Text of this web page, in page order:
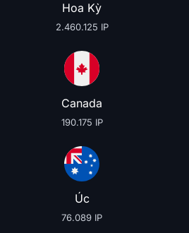
Hoa Kỳ
2.460.125 IP
Canada
190.175 IP
Úc
76.089 IP